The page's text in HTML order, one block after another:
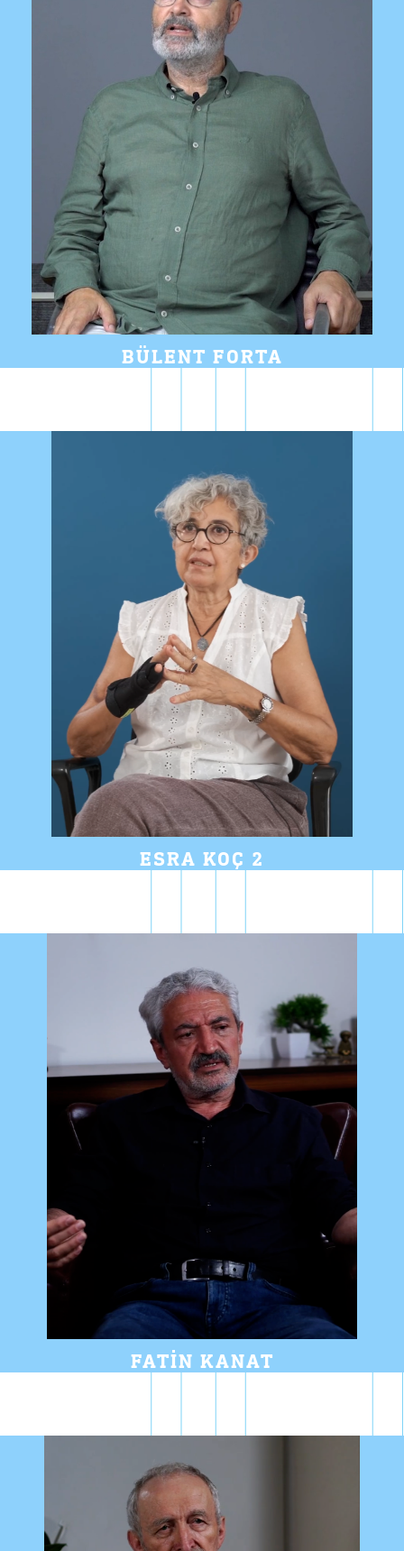
BÜLENT FORTA
ESRA KOÇ 2
FATIN KANAT